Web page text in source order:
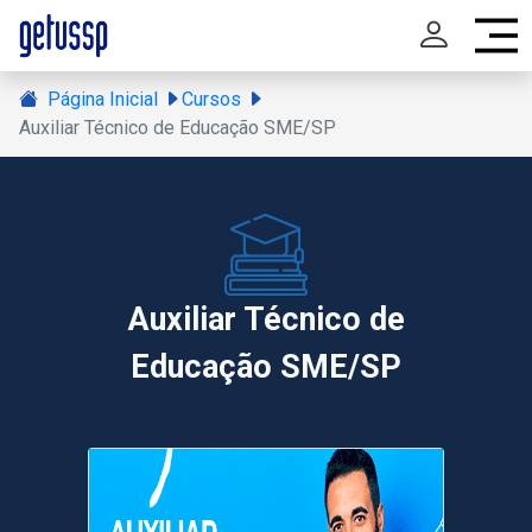
Página Inicial
Cursos
Auxiliar Técnico de Educação SME/SP
Auxiliar Técnico de
Educação SME/SP